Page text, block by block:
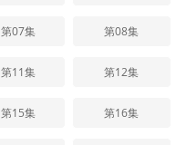
第07集 第08集
第11集 第12集
第15集 第16集